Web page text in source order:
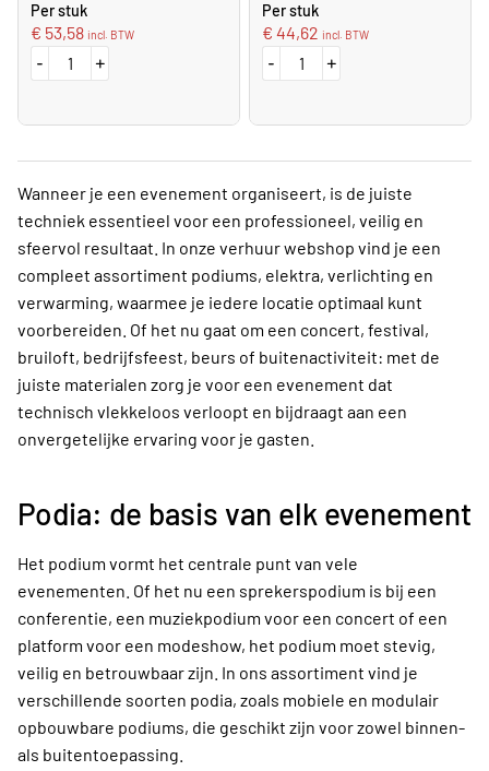
Per stuk
€ 53,58 incl. BTW
- +
Per stuk
€ 44,62 incl. BTW
- +
Wanneer je een evenement organiseert, is de juiste
techniek essentieel voor een professioneel, veilig en
sfeervol resultaat. In onze verhuur webshop vind je een
compleet assortiment podiums, elektra, verlichting en
verwarming, waarmee je iedere locatie optimaal kunt
voorbereiden. Of het nu gaat om een concert, festival,
bruiloft, bedrijfsfeest, beurs of buitenactiviteit: met de
juiste materialen zorg je voor een evenement dat
technisch vlekkeloos verloopt en bijdraagt aan een
onvergetelijke ervaring voor je gasten.
Podia: de basis van elk evenement
Het podium vormt het centrale punt van vele
evenementen. Of het nu een sprekerspodium is bij een
conferentie, een muziekpodium voor een concert of een
platform voor een modeshow, het podium moet stevig,
veilig en betrouwbaar zijn. In ons assortiment vind je
verschillende soorten podia, zoals mobiele en modulair
opbouwbare podiums, die geschikt zijn voor zowel binnen-
als buitentoepassing.